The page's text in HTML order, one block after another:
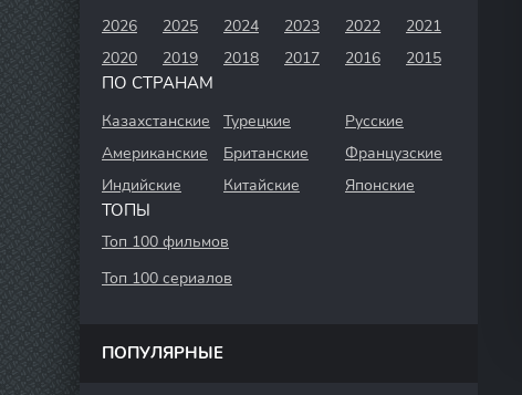
2026 2025 2024 2023 2022
2021
2020
2019 2018 2017 2016 2015
ПО СТРАНАМ
Казахстанские Турецкие
Русские
Американские
Британские
Французские
Индийские
Китайские Японские
ТОПЫ
Топ 100 фильмов
Топ 100 сериалов
ПОПУЛЯРНЫЕ